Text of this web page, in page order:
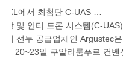
Argustec, KL에서 최첨단 C-UAS 및 열 기술 강조
및 안티 드론 시스템(C-UAS) 솔
선두 공급업체인 Argustec은
20~23일 쿠알라룸푸르 컨벤션